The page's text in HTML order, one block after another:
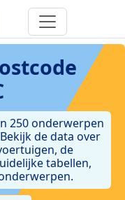
250 onderwerpen
de data over
de
tabellen,